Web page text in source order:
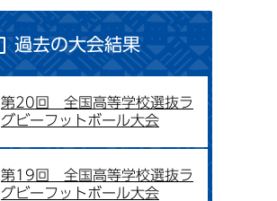
過去の大会結果
第20回 全国高等学校選抜ラ
グビーフットボール大会
第19回 全国高等学校選抜ラ
グビーフットボール大会